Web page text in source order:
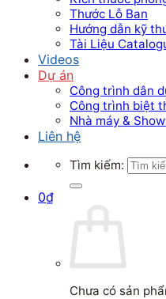
Thước Lỗ Ban
Hướng dẫn kỹ
Tài Liệu
Videos
Dự án
Công trình dân
Công trình biệt
Nhà máy &
Liên hệ
Tìm kiếm:
0₫
Chưa có sản